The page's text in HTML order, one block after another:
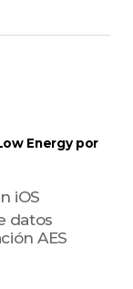
Energy por
iOS
datos
AES